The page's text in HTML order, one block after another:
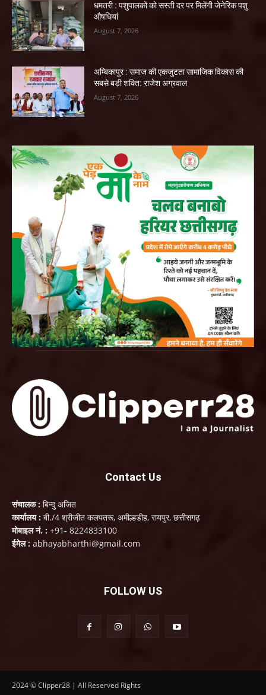
धमतरी : पशुपालकों को सस्ती दर पर मिलेंगी जेनेरिक पशु
औषधियां
August 7, 2026
अम्बिकापुर : समाज की एकजुटता सामाजिक विकास की
सबसे बड़ी शक्ति: राजेश अग्रवाल
August 7, 2026
Contact Us
संचालक : बिन्दु अजित
कार्यालय : बी./4 श्रीजीत कलपतरू, अमील्हडीह, रायपुर, छत्तीसगढ़
मोबाइल नं. : +91- 8224833100
ईमेल : abhayabharthi@gmail.com
FOLLOW US
2024 © Clipper28 | All Reserved Rights